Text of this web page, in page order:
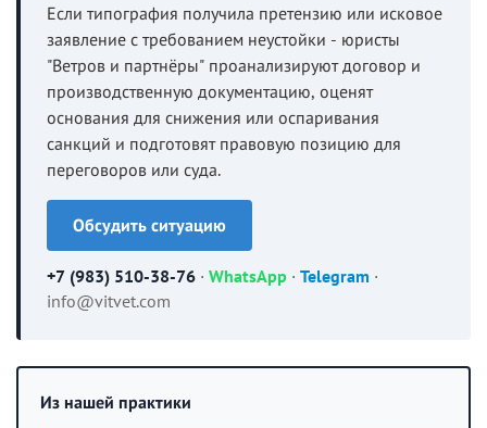
Если типография получила претензию или исковое
заявление с требованием неустойки - юристы
"Ветров и партнёры" проанализируют договор и
производственную документацию, оценят
основания для снижения или оспаривания
санкций и подготовят правовую позицию для
переговоров или суда.
Обсудить ситуацию
+7 (983) 510-38-76 · WhatsApp · Telegram ·
info@vitvet.com
Из нашей практики